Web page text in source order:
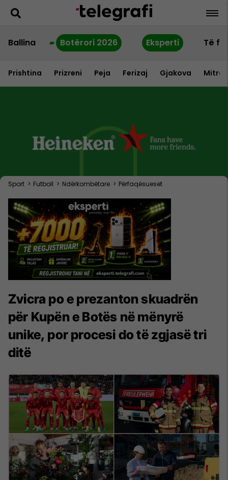
Ballina Botërori 2026 Eksperti Të
Prishtina Prizreni Peja Ferizaj Gjakova
Sport > Futboll > Ndërkombëtare > Përfaqësueset
Zvicra po e prezanton skuadrën
për Kupën e Botës në mënyrë
unike, por procesi do të zgjasë tri
ditë